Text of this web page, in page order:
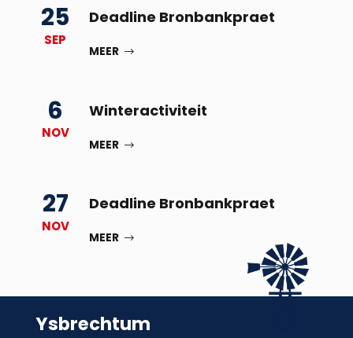
25
SEP
Deadline Bronbankpraet
MEER
6
NOV
Winteractiviteit
MEER
27
NOV
Deadline Bronbankpraet
MEER
Ysbrechtum